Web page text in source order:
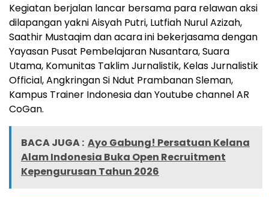
Kegiatan berjalan lancar bersama para relawan aksi
dilapangan yakni Aisyah Putri, Lutfiah Nurul Azizah,
Saathir Mustaqim dan acara ini bekerjasama dengan
Yayasan Pusat Pembelajaran Nusantara, Suara
Utama, Komunitas Taklim Jurnalistik, Kelas Jurnalistik
Official, Angkringan Si Ndut Prambanan Sleman,
Kampus Trainer Indonesia dan Youtube channel AR
CoGan.
BACA JUGA : Ayo Gabung! Persatuan Kelana
Alam Indonesia Buka Open Recruitment
Kepengurusan Tahun 2026